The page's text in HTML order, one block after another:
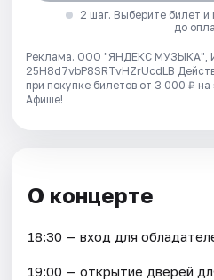
2 шаг. Выберите билет
до
Реклама. ООО "ЯНДЕКС МУЗЫКА",
25H8d7vbP8SRTvHZrUcdLB
при покупке билетов от 3 000 ₽
Афише!
О концерте
18:30 — вход для
19:00 — открытие дверей